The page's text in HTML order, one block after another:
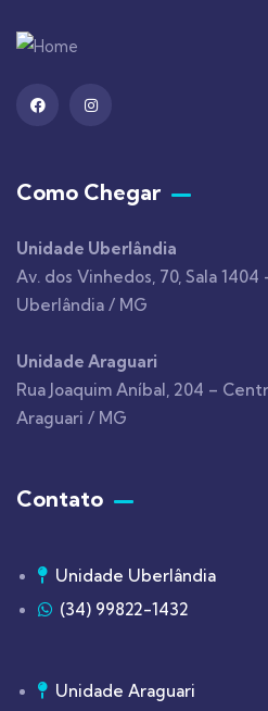
Como Chegar
Unidade Uberlândia
Av. dos Vinhedos, 70, Sala 1404
Uberlândia / MG
Unidade Araguari
Rua Joaquim Aníbal, 204 –
Araguari / MG
Contato
Unidade Uberlândia
(34) 99822-1432
Unidade Araguari